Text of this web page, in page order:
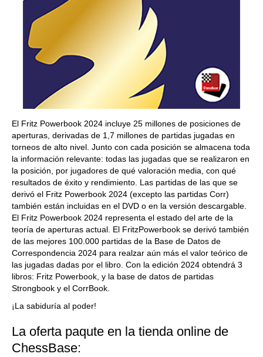
El Fritz Powerbook 2024 incluye 25 millones de posiciones de
aperturas, derivadas de 1,7 millones de partidas jugadas en
torneos de alto nivel. Junto con cada posición se almacena toda
la información relevante: todas las jugadas que se realizaron en
la posición, por jugadores de qué valoración media, con qué
resultados de éxito y rendimiento. Las partidas de las que se
derivó el Fritz Powerbook 2024 (excepto las partidas Corr)
también están incluidas en el DVD o en la versión descargable.
El Fritz Powerbook 2024 representa el estado del arte de la
teoría de aperturas actual. El FritzPowerbook se derivó también
de las mejores 100.000 partidas de la Base de Datos de
Correspondencia 2024 para realzar aún más el valor teórico de
las jugadas dadas por el libro. Con la edición 2024 obtendrá 3
libros: Fritz Powerbook, y la base de datos de partidas
Strongbook y el CorrBook.
¡La sabiduría al poder!
La oferta paqute en la tienda online de
ChessBase: